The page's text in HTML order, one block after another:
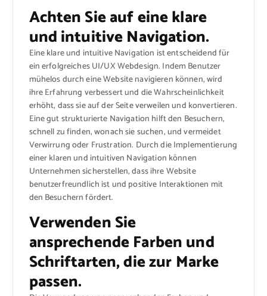
Achten Sie auf eine klare
und intuitive Navigation.
Eine klare und intuitive Navigation ist entscheidend für
ein erfolgreiches UI/UX Webdesign. Indem Benutzer
mühelos durch eine Website navigieren können, wird
ihre Erfahrung verbessert und die Wahrscheinlichkeit
erhöht, dass sie auf der Seite verweilen und konvertieren.
Eine gut strukturierte Navigation hilft den Besuchern,
schnell zu finden, wonach sie suchen, und vermeidet
Verwirrung oder Frustration. Durch die Implementierung
einer klaren und intuitiven Navigation können
Unternehmen sicherstellen, dass ihre Website
benutzerfreundlich ist und positive Interaktionen mit
den Besuchern fördert.
Verwenden Sie
ansprechende Farben und
Schriftarten, die zur Marke
passen.